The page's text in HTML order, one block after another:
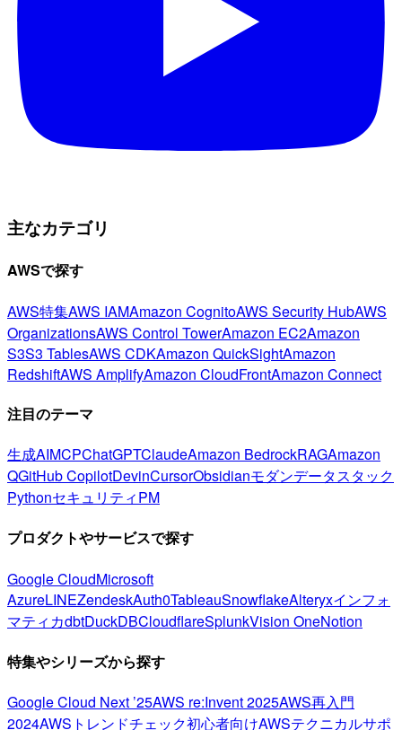
主なカテゴリ
AWSで探す
AWS特集AWS IAMAmazon CognitoAWS Security HubAWS
OrganizationsAWS Control TowerAmazon EC2Amazon
S3S3 TablesAWS CDKAmazon QuickSightAmazon
RedshiftAWS AmplifyAmazon CloudFrontAmazon Connect
注目のテーマ
生成AIMCPChatGPTClaudeAmazon BedrockRAGAmazon
QGitHub CopilotDevinCursorObsidianモダンデータスタック
PythonセキュリティPM
プロダクトやサービスで探す
Google CloudMicrosoft
AzureLINEZendeskAuth0TableauSnowflakeAlteryxインフォ
マティカdbtDuckDBCloudflareSplunkVision OneNotion
特集やシリーズから探す
Google Cloud Next ’25AWS re:Invent 2025AWS再入門
2024AWSトレンドチェック初心者向けAWSテクニカルサポ